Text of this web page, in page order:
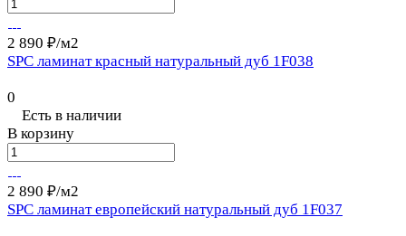
2 890 ₽/м2
SPC ламинат красный натуральный дуб 1F038
0
Есть в наличии
В корзину
2 890 ₽/м2
SPC ламинат европейский натуральный дуб 1F037